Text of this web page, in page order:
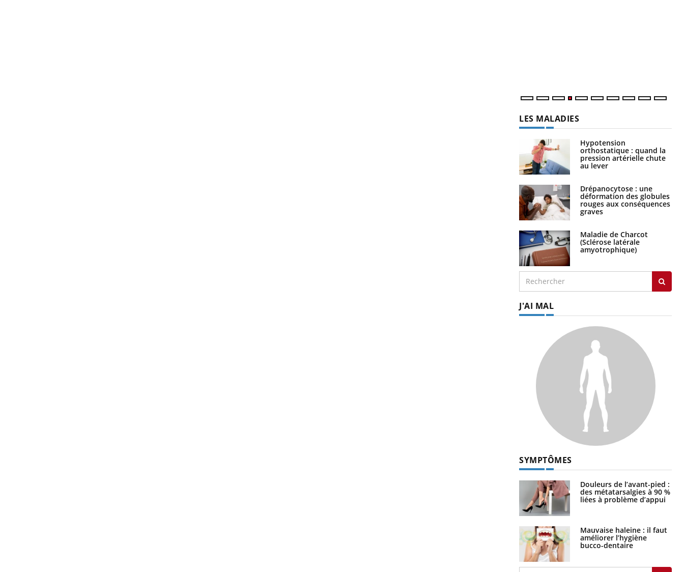
LES MALADIES
Hypotension
orthostatique : quand la
pression artérielle chute
au lever
Drépanocytose : une
déformation des globules
rouges aux conséquences
graves
Maladie de Charcot
(Sclérose latérale
amyotrophique)
J'AI MAL
SYMPTÔMES
Douleurs de l’avant-pied :
des métatarsalgies à 90 %
liées à problème d’appui
Mauvaise haleine : il faut
améliorer l’hygiène
bucco-dentaire